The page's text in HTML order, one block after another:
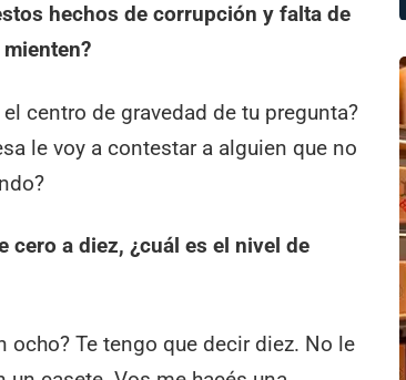
hechos de corrupción y falta de
centro de gravedad de tu pregunta?
le voy a contestar a alguien que no
cero a diez, ¿cuál es el nivel de
ocho? Te tengo que decir diez. No le